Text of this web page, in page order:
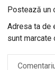
Postează un
Adresa ta de
sunt marcate